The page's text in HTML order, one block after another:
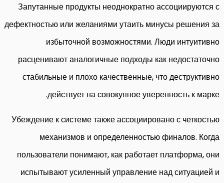
Запутанные продукты неоднократно ассоциируются с
дефектностью или желаниями утаить минусы решения за
избыточной возможностями. Люди интуитивно
расценивают аналогичные подходы как недостаточно
стабильные и плохо качественные, что деструктивно
действует на совокупное уверенность к марке.
Убеждение к системе также ассоциировано с четкостью
механизмов и определенностью финалов. Когда
пользователи понимают, как работает платформа, они
испытывают усиленный управление над ситуацией и